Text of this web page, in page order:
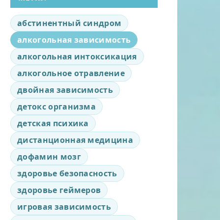
абстинентный синдром
алкогольная зависимость
алкогольная интоксикация
алкогольное отравление
двойная зависимость
детокс организма
детская психика
дистанционная медицина
дофамин мозг
здоровье безопасность
здоровье геймеров
игровая зависимость